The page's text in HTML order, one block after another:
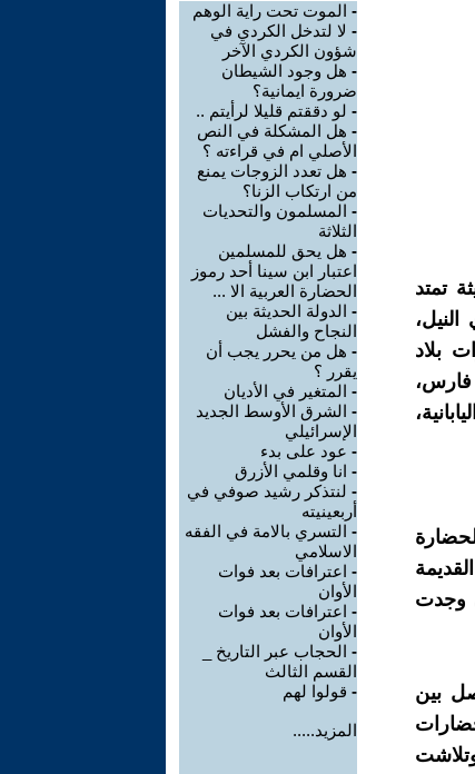
تمتد
بلاد
فارس،
وجدت
بين
- الموت تحت راية الوهم
- لا لتدخل الكردي في
شؤون الكردي الآخر
- هل وجود الشيطان
ضرورة ايمانية؟
- لو دققتم قليلا لرأيتم ..
- هل المشكلة في النص
الأصلي ام في قراءته ؟
- هل تعدد الزوجات يمنع
من ارتكاب الزنا؟
- المسلمون والتحديات
الثلاثة
- هل يحق للمسلمين
اعتبار ابن سينا أحد رموز
الحضارة العربية الا ...
- الدولة الحديثة بين
النجاح والفشل
- هل من يحرر يجب أن
يقرر ؟
- المتغير في الأديان
- الشرق الأوسط الجديد
الإسرائيلي
- عود على بدء
- انا وقلمي الأزرق
- لنتذكر رشيد صوفي في
أربعينيته
- التسري بالامة في الفقه
الاسلامي
- اعترافات بعد فوات
الأوان
- اعترافات بعد فوات
الأوان
- الحجاب عبر التاريخ _
القسم الثالث
- قولوا لهم
المزيد.....